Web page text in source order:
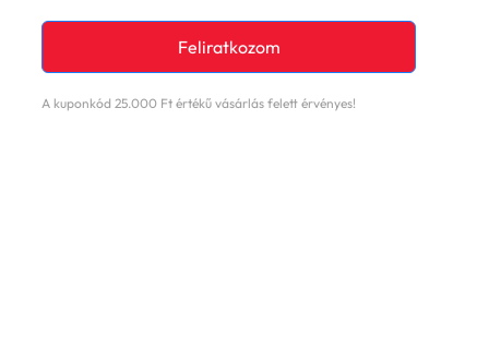
Feliratkozom
A kuponkód 25.000 Ft értékű vásárlás felett érvényes!